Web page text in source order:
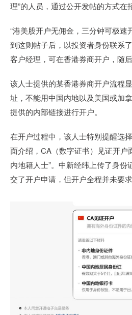
理”的人员，通过公开发帖的方式在
“港美股开户无佣金，三分钟可极速
到这则帖子后，以投资者身份联系
客户经理，可在香港券商开户，随
该人士提供的某香港券商开户流程
址，不能用中国内地以及美国或加
提供的内部链接进行开户。
在开户过程中，该人士特别提醒选
面介绍，CA（数字证书）见证开户
内地籍人士”。中新经纬上传了身份
交了开户申请，但开户全程并未要求